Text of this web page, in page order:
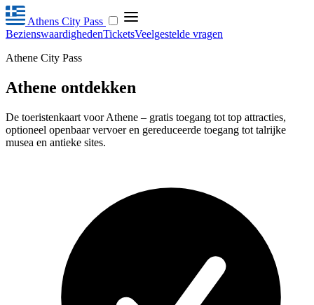
Athens City Pass
BezienswaardighedenTicketsVeelgestelde vragen
Athene City Pass
Athene ontdekken
De toeristenkaart voor Athene – gratis toegang tot top attracties,
optioneel openbaar vervoer en gereduceerde toegang tot talrijke
musea en antieke sites.